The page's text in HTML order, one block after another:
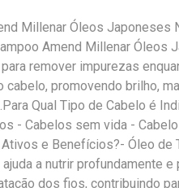
Millenar Óleos Japoneses
Amend Millenar
remover impurezas
cabelo, promovendo brilho,
Qual Tipo de Cabelo é
- Cabelos sem vida -
e Benefícios?- Óleo de
a nutrir profundamente
dos fios, contribuindo